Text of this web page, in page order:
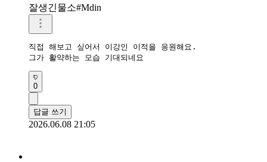
잘생긴물소#Mdin
직접 해보고 싶어서 이강인 이적을 응원해요.
그가 활약하는 모습 기대되네요
0
답글 쓰기
2026.06.08 21:05